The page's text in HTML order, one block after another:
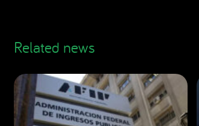
Related news